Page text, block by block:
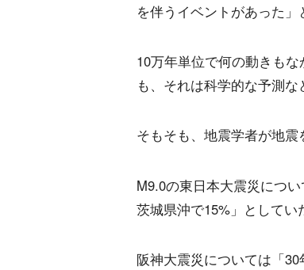
を伴うイベントがあった」
10万年単位で何の動きも
も、それは科学的な予測な
そもそも、地震学者が地震
M9.0の東日本大震災につ
茨城県沖で15%」としてい
阪神大震災については「30